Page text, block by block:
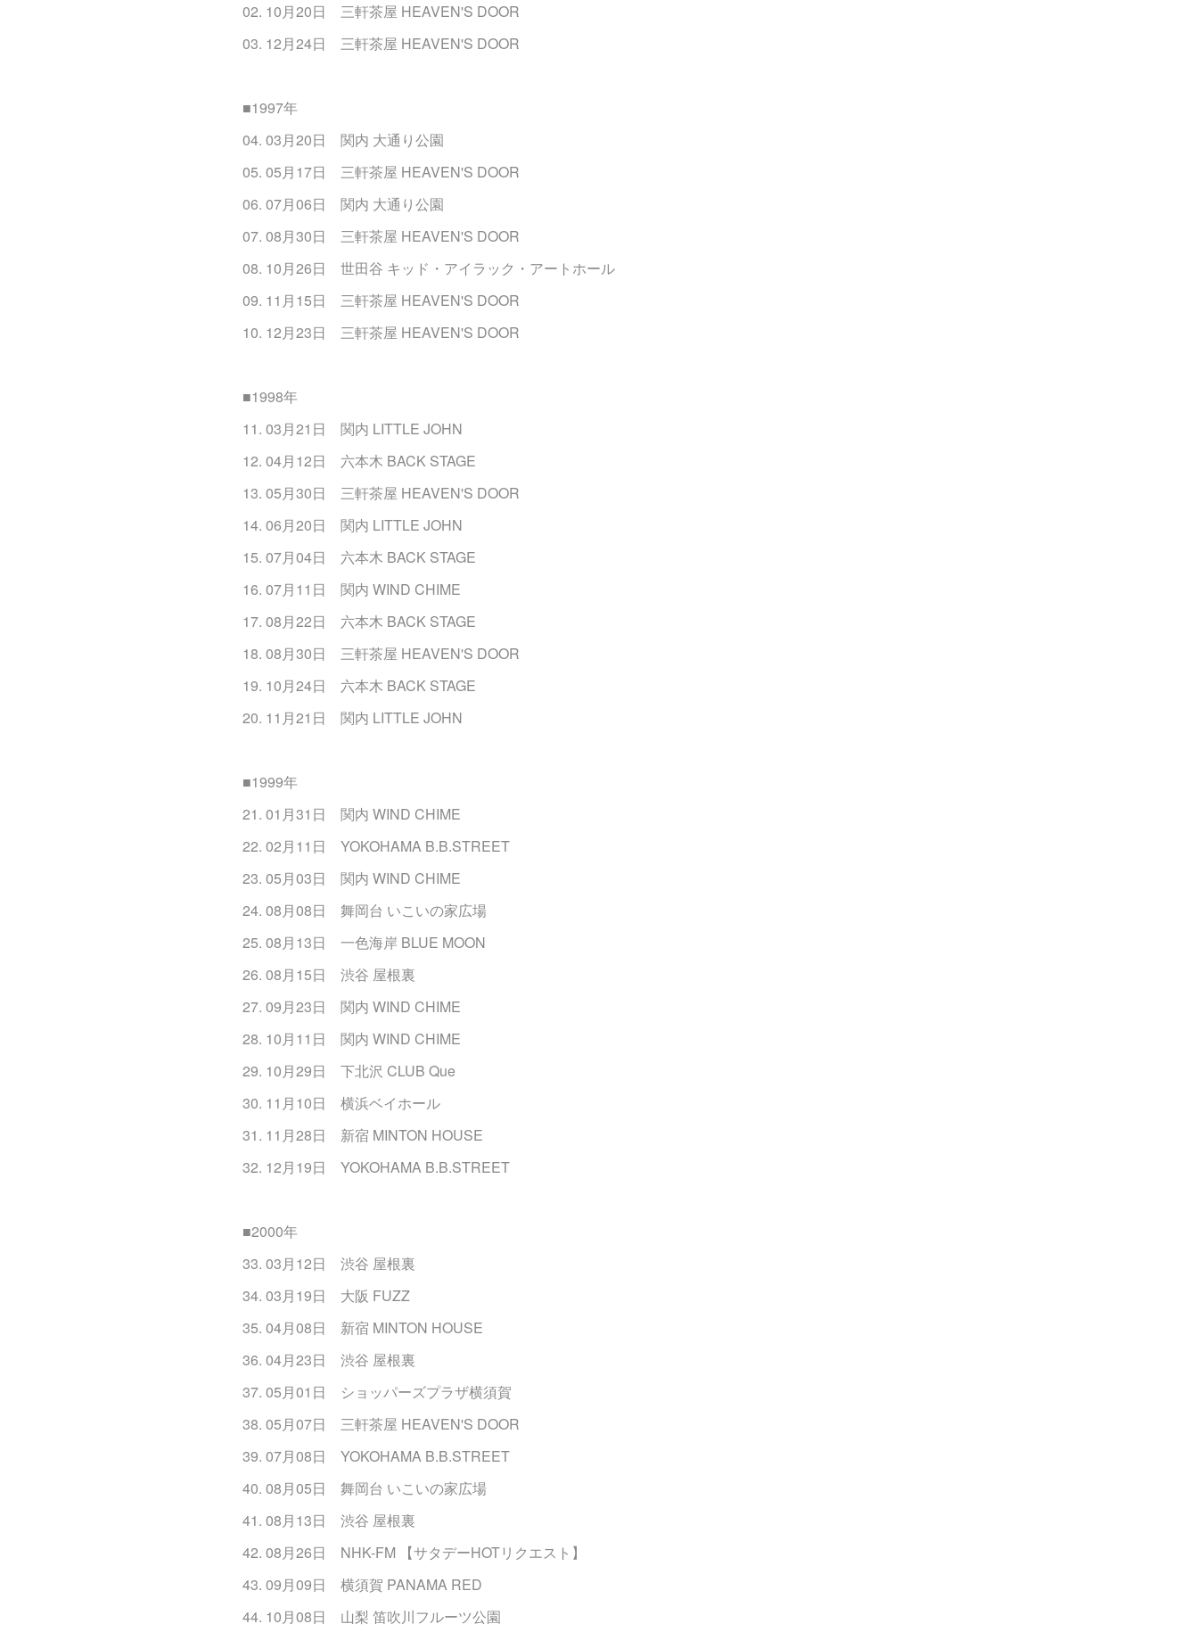
02. 10月20日 三軒茶屋 HEAVEN'S DOOR
03. 12月24日 三軒茶屋 HEAVEN'S DOOR
■1997年
04. 03月20日 関内 大通り公園
05. 05月17日 三軒茶屋 HEAVEN'S DOOR
06. 07月06日 関内 大通り公園
07. 08月30日 三軒茶屋 HEAVEN'S DOOR
08. 10月26日 世田谷 キッド・アイラック・アートホール
09. 11月15日 三軒茶屋 HEAVEN'S DOOR
10. 12月23日 三軒茶屋 HEAVEN'S DOOR
■1998年
11. 03月21日 関内 LITTLE JOHN
12. 04月12日 六本木 BACK STAGE
13. 05月30日 三軒茶屋 HEAVEN'S DOOR
14. 06月20日 関内 LITTLE JOHN
15. 07月04日 六本木 BACK STAGE
16. 07月11日 関内 WIND CHIME
17. 08月22日 六本木 BACK STAGE
18. 08月30日 三軒茶屋 HEAVEN'S DOOR
19. 10月24日 六本木 BACK STAGE
20. 11月21日 関内 LITTLE JOHN
■1999年
21. 01月31日 関内 WIND CHIME
22. 02月11日 YOKOHAMA B.B.STREET
23. 05月03日 関内 WIND CHIME
24. 08月08日 舞岡台 いこいの家広場
25. 08月13日 一色海岸 BLUE MOON
26. 08月15日 渋谷 屋根裏
27. 09月23日 関内 WIND CHIME
28. 10月11日 関内 WIND CHIME
29. 10月29日 下北沢 CLUB Que
30. 11月10日 横浜ベイホール
31. 11月28日 新宿 MINTON HOUSE
32. 12月19日 YOKOHAMA B.B.STREET
■2000年
33. 03月12日 渋谷 屋根裏
34. 03月19日 大阪 FUZZ
35. 04月08日 新宿 MINTON HOUSE
36. 04月23日 渋谷 屋根裏
37. 05月01日 ショッパーズプラザ横須賀
38. 05月07日 三軒茶屋 HEAVEN'S DOOR
39. 07月08日 YOKOHAMA B.B.STREET
40. 08月05日 舞岡台 いこいの家広場
41. 08月13日 渋谷 屋根裏
42. 08月26日 NHK-FM 【サタデーHOTリクエスト】
43. 09月09日 横須賀 PANAMA RED
44. 10月08日 山梨 笛吹川フルーツ公園